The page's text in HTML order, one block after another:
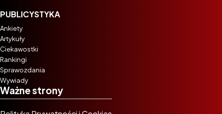
PUBLICYSTYKA
Ankiety
Artykuły
Ciekawostki
Rankingi
Sprawozdania
Wywiady
Ważne strony